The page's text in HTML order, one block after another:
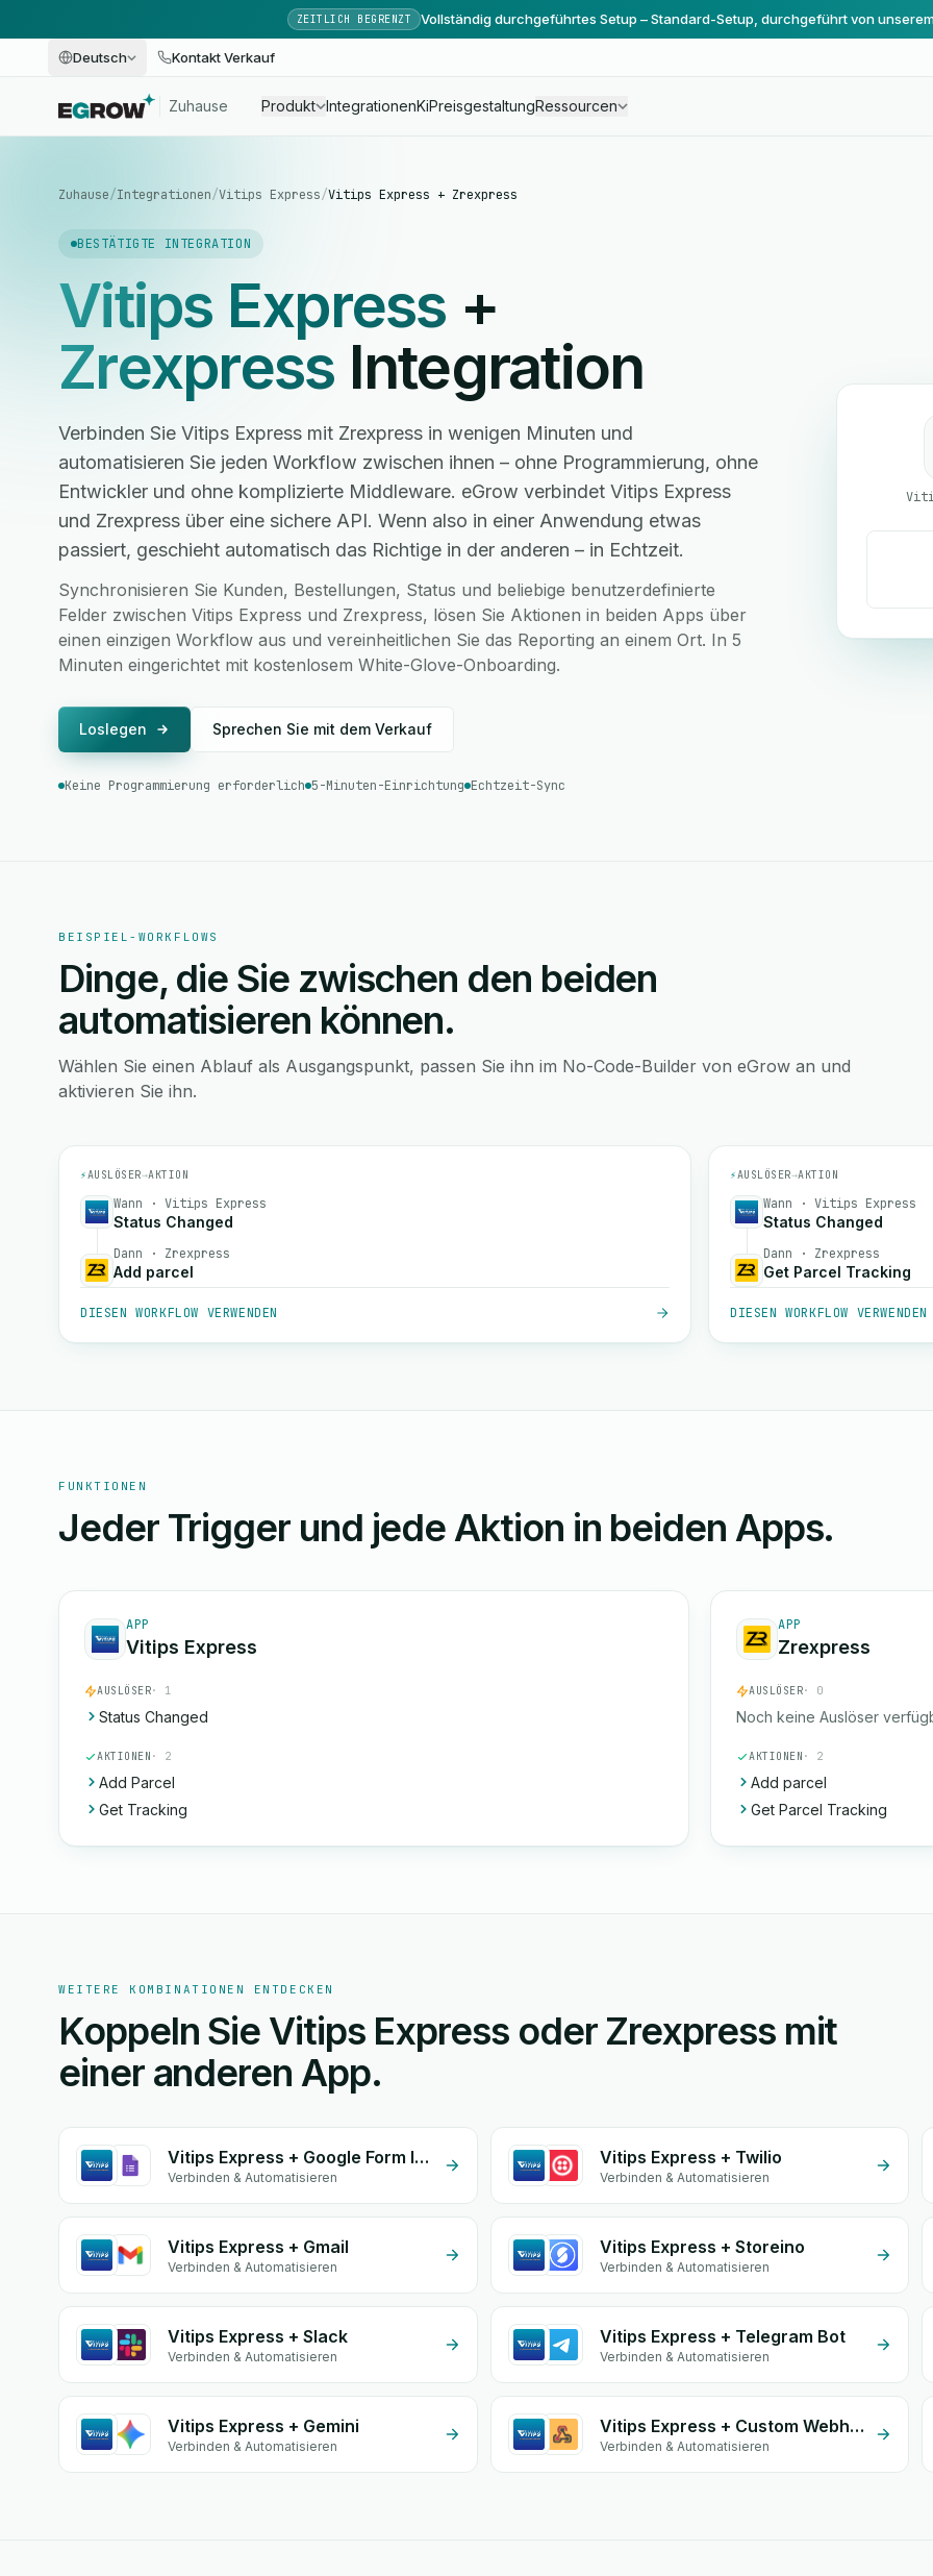
ZEITLICH BEGRENZT Vollständig durchgeführtes Setup – Standard-Setup, durchgeführt von
Deutsch Kontakt Verkauf
Zuhause Produkt IntegrationenKiPreisgestaltungRessourcen
Zuhause/Integrationen/Vitips Express/Vitips Express + Zrexpress
BESTÄTIGTE INTEGRATION
Vitips Express +
Zrexpress Integration
Verbinden Sie Vitips Express mit Zrexpress in wenigen Minuten und
automatisieren Sie jeden Workflow zwischen ihnen – ohne Programmierung, ohne
Entwickler und ohne komplizierte Middleware. eGrow verbindet Vitips Express
und Zrexpress über eine sichere API. Wenn also in einer Anwendung etwas
passiert, geschieht automatisch das Richtige in der anderen – in Echtzeit.
Synchronisieren Sie Kunden, Bestellungen, Status und beliebige benutzerdefinierte
Felder zwischen Vitips Express und Zrexpress, lösen Sie Aktionen in beiden Apps über
einen einzigen Workflow aus und vereinheitlichen Sie das Reporting an einem Ort. In 5
Minuten eingerichtet mit kostenlosem White-Glove-Onboarding.
Loslegen Sprechen Sie mit dem Verkauf
Keine Programmierung erforderlich 5-Minuten-Einrichtung Echtzeit-Sync
BEISPIEL-WORKFLOWS
Dinge, die Sie zwischen den beiden
automatisieren können.
Wählen Sie einen Ablauf als Ausgangspunkt, passen Sie ihn im No-Code-Builder von eGrow an und
aktivieren Sie ihn.
⚡AUSLÖSER→AKTION
Wann · Vitips Express
Status Changed
Dann · Zrexpress
Add parcel
DIESEN WORKFLOW VERWENDEN
⚡AUSLÖSER→AKTION
Wann · Vitips Express
Status Changed
Dann · Zrexpress
Get Parcel Tracking
DIESEN WORKFLOW VERWENDEN
FUNKTIONEN
Jeder Trigger und jede Aktion in beiden Apps.
APP
Vitips Express
AUSLÖSER· 1
Status Changed
AKTIONEN · 2
Add Parcel
Get Tracking
APP
Zrexpress
AUSLÖSER· 0
Noch keine Auslöser
AKTIONEN · 2
Add parcel
Get Parcel Tracking
WEITERE KOMBINATIONEN ENTDECKEN
Koppeln Sie Vitips Express oder Zrexpress mit
einer anderen App.
Vitips Express + Google Form Integration
Verbinden & Automatisieren
Vitips Express + Twilio
Verbinden & Automatisieren
Vitips Express + Gmail
Verbinden & Automatisieren
Vitips Express + Storeino
Verbinden & Automatisieren
Vitips Express + Slack
Verbinden & Automatisieren
Vitips Express + Telegram Bot
Verbinden & Automatisieren
Vitips Express + Gemini
Verbinden & Automatisieren
Vitips Express + Custom Webhook
Verbinden & Automatisieren